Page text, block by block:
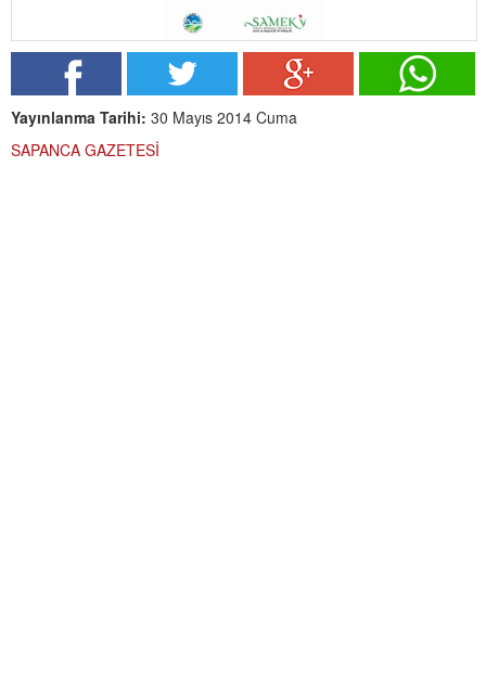
Yayınlanma Tarihi: 30 Mayıs 2014 Cuma
SAPANCA GAZETESİ